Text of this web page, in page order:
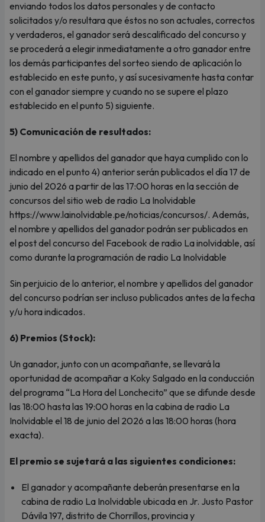
enviando todos los datos personales y de contacto
solicitados y/o resultara que éstos no son actuales, correctos
y verdaderos, el ganador será descalificado del concurso y
se procederá a elegir inmediatamente a otro ganador entre
los demás participantes del sorteo siendo de aplicación lo
establecido en este punto, y así sucesivamente hasta contar
con el ganador siempre y cuando no se supere el plazo
establecido en el punto 5) siguiente.
5) Comunicación de resultados:
El nombre y apellidos del ganador que haya cumplido con lo
indicado en el punto 4) anterior serán publicados el día 17 de
junio del 2026 a partir de las 17:00 horas en la sección de
concursos del sitio web de radio La Inolvidable
https://www.lainolvidable.pe/noticias/concursos/. Además,
el nombre y apellidos del ganador podrán ser publicados en
el post del concurso del Facebook de radio La inolvidable, así
como durante la programación de radio La Inolvidable
Sin perjuicio de lo anterior, el nombre y apellidos del ganador
del concurso podrían ser incluso publicados antes de la fecha
y/u hora indicados.
6) Premios (Stock):
Un ganador, junto con un acompañante, se llevará la
oportunidad de acompañar a Koky Salgado en la conducción
del programa “La Hora del Lonchecito” que se difunde desde
las 18:00 hasta las 19:00 horas en la cabina de radio La
Inolvidable el 18 de junio del 2026 a las 18:00 horas (hora
exacta).
El premio se sujetará a las siguientes condiciones:
El ganador y acompañante deberán presentarse en la
cabina de radio La Inolvidable ubicada en Jr. Justo Pastor
Dávila 197, distrito de Chorrillos, provincia y